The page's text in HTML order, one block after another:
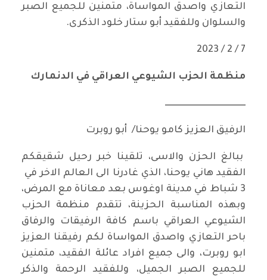
التعازي واصدق المواساة، متمنين للجميع الصبر
والسلوان وللفقيد أبو ستار خلود الذكرى.
7 / 2 / 2023
منظمة الحزب الشيوعي العراقي في الدنمارك
ـــــــــــــــــــــــــــــــــــــــــــــ
الرفيق العزيز كامو يوحنا/ أبو روبرت
ببالغ الحزن والاسى، تلقينا خبر رحيل شقيقكم
الفقيد هاني يوحنا، الذي غادرنا الى العالم الاخر في
3 شباط في مدينة اوغوس بعد معاناة مع المرض،
وبهذه المناسبة الحزينة، تتقدم منظمة الحزب
الشيوعي العراقي باسم كافة الرفيقات والرفاق
باحر التعازي واصدق المواساة لكم رفيقنا العزيز
ابو روبرت، والى جميع افراد عائلة الفقيد، متمنين
للجميع الصبر الجميل، وللفقيد الرحمة والذكر